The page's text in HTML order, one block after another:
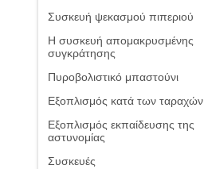
Συσκευή ψεκασμού πιπεριού
Η συσκευή απομακρυσμένης
συγκράτησης
Πυροβολιστικό μπαστούνι
Εξοπλισμός κατά των ταραχών
Εξοπλισμός εκπαίδευσης της
αστυνομίας
Συσκευές